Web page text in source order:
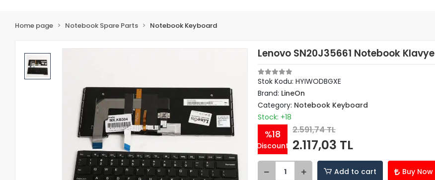
Home page Notebook Spare Parts Notebook Keyboard
Lenovo SN20J35661 Notebook Klavye
Stok Kodu: HYIWODBGXE
Brand: LineOn
Category: Notebook Keyboard
Stock: +18
%18
Discount
2.591,74 TL
2.117,03 TL
Add to cart Buy Now